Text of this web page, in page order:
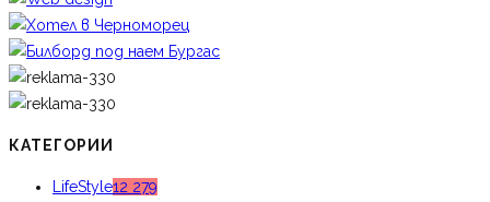
КАТЕГОРИИ
LifeStyle12 279